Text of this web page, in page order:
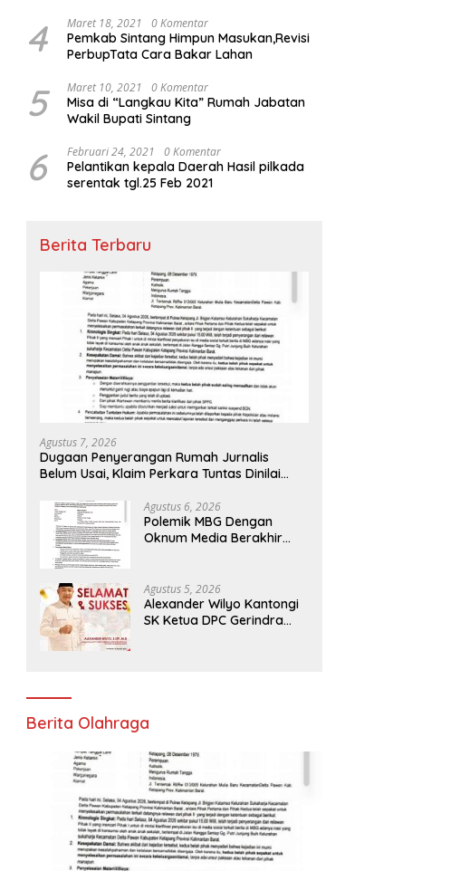
4 Maret 18, 2021 0 Komentar
Pemkab Sintang Himpun Masukan,Revisi
PerbupTata Cara Bakar Lahan
5 Maret 10, 2021 0 Komentar
Misa di “Langkau Kita” Rumah Jabatan
Wakil Bupati Sintang
6 Februari 24, 2021 0 Komentar
Pelantikan kepala Daerah Hasil pilkada
serentak tgl.25 Feb 2021
Berita Terbaru
Agustus 7, 2026
Dugaan Penyerangan Rumah Jurnalis
Belum Usai, Klaim Perkara Tuntas Dinilai
Agustus 6, 2026
Polemik MBG Dengan
Oknum Media Berakhir
Agustus 5, 2026
Alexander Wilyo Kantongi
SK Ketua DPC Gerindra
Berita Olahraga